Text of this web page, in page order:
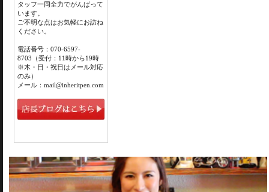
タッフ一同全力でがんばって
います。
ご不明な点はお気軽にお訪ね
ください。
電話番号：070-6597-
8703（受付：11時から19時
※木・日・祝日はメール対応
のみ）
メール：mail@inheritpen.com